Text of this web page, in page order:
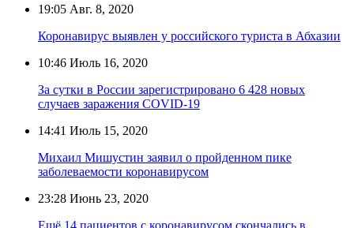
19:05 Авг. 8, 2020
Коронавирус выявлен у российского туриста в Абхазии
10:46 Июль 16, 2020
За сутки в России зарегистрировано 6 428 новых
случаев заражения COVID-19
14:41 Июль 15, 2020
Михаил Мишустин заявил о пройденном пике
заболеваемости коронавирусом
23:28 Июнь 23, 2020
Ещё 14 пациентов с коронавирусом скончались в